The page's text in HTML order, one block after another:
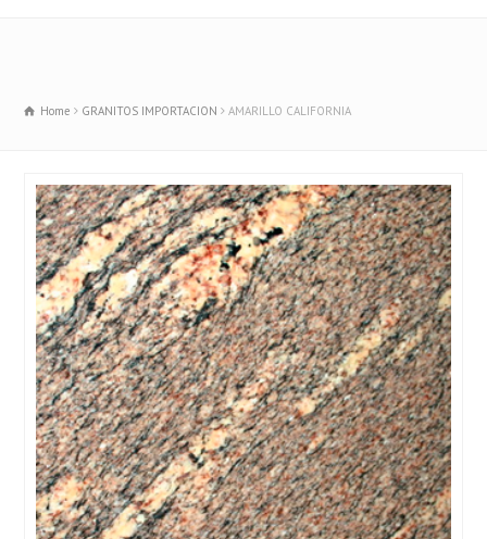
Home GRANITOS IMPORTACION AMARILLO CALIFORNIA